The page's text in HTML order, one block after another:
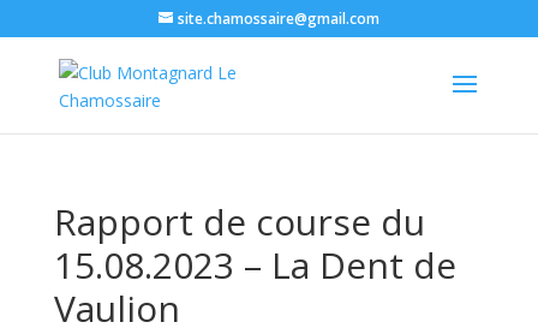
site.chamossaire@gmail.com
Rapport de course du
15.08.2023 – La Dent de
Vaulion